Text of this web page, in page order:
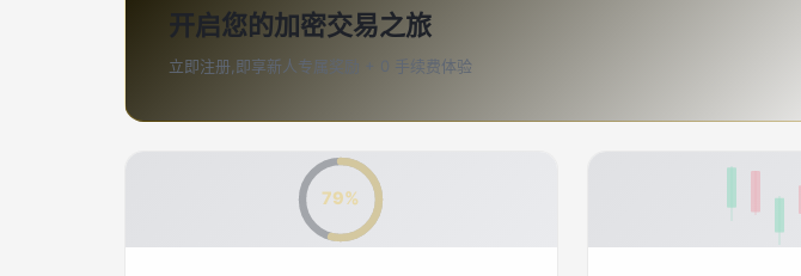
开启您的加密交易之旅
立即注册,即享新人专属奖励 + 0 手续费体验
79%